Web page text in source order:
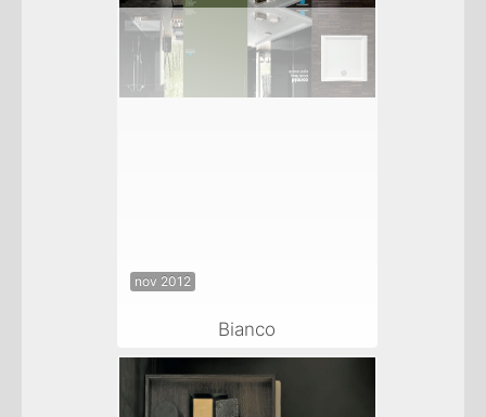
nov 2012
Bianco